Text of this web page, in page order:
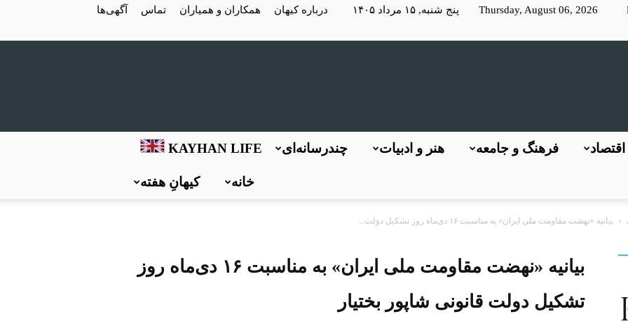
Thursday, August 06, 2026 پنج شنبه, ۱۵ مرداد ۱۴۰۵ درباره کیهان همکاران و همیاران تماس آگهی‌ها
KayhanLondon
کیهان
لندن
KAYHAN LIFE چندرسانه‌ای هنر و ادبیات فرهنگ و جامعه اقتصاد
کیهانِ هفته خانه
بیانیه «نهضت مقاومت ملی ایران» به مناسبت ۱۶ دی‌ماه روز تشکیل دولت...
بیانیه «نهضت مقاومت ملی ایران» به مناسبت ۱۶ دی‌ماه روز
تشکیل دولت قانونی شاپور بختیار